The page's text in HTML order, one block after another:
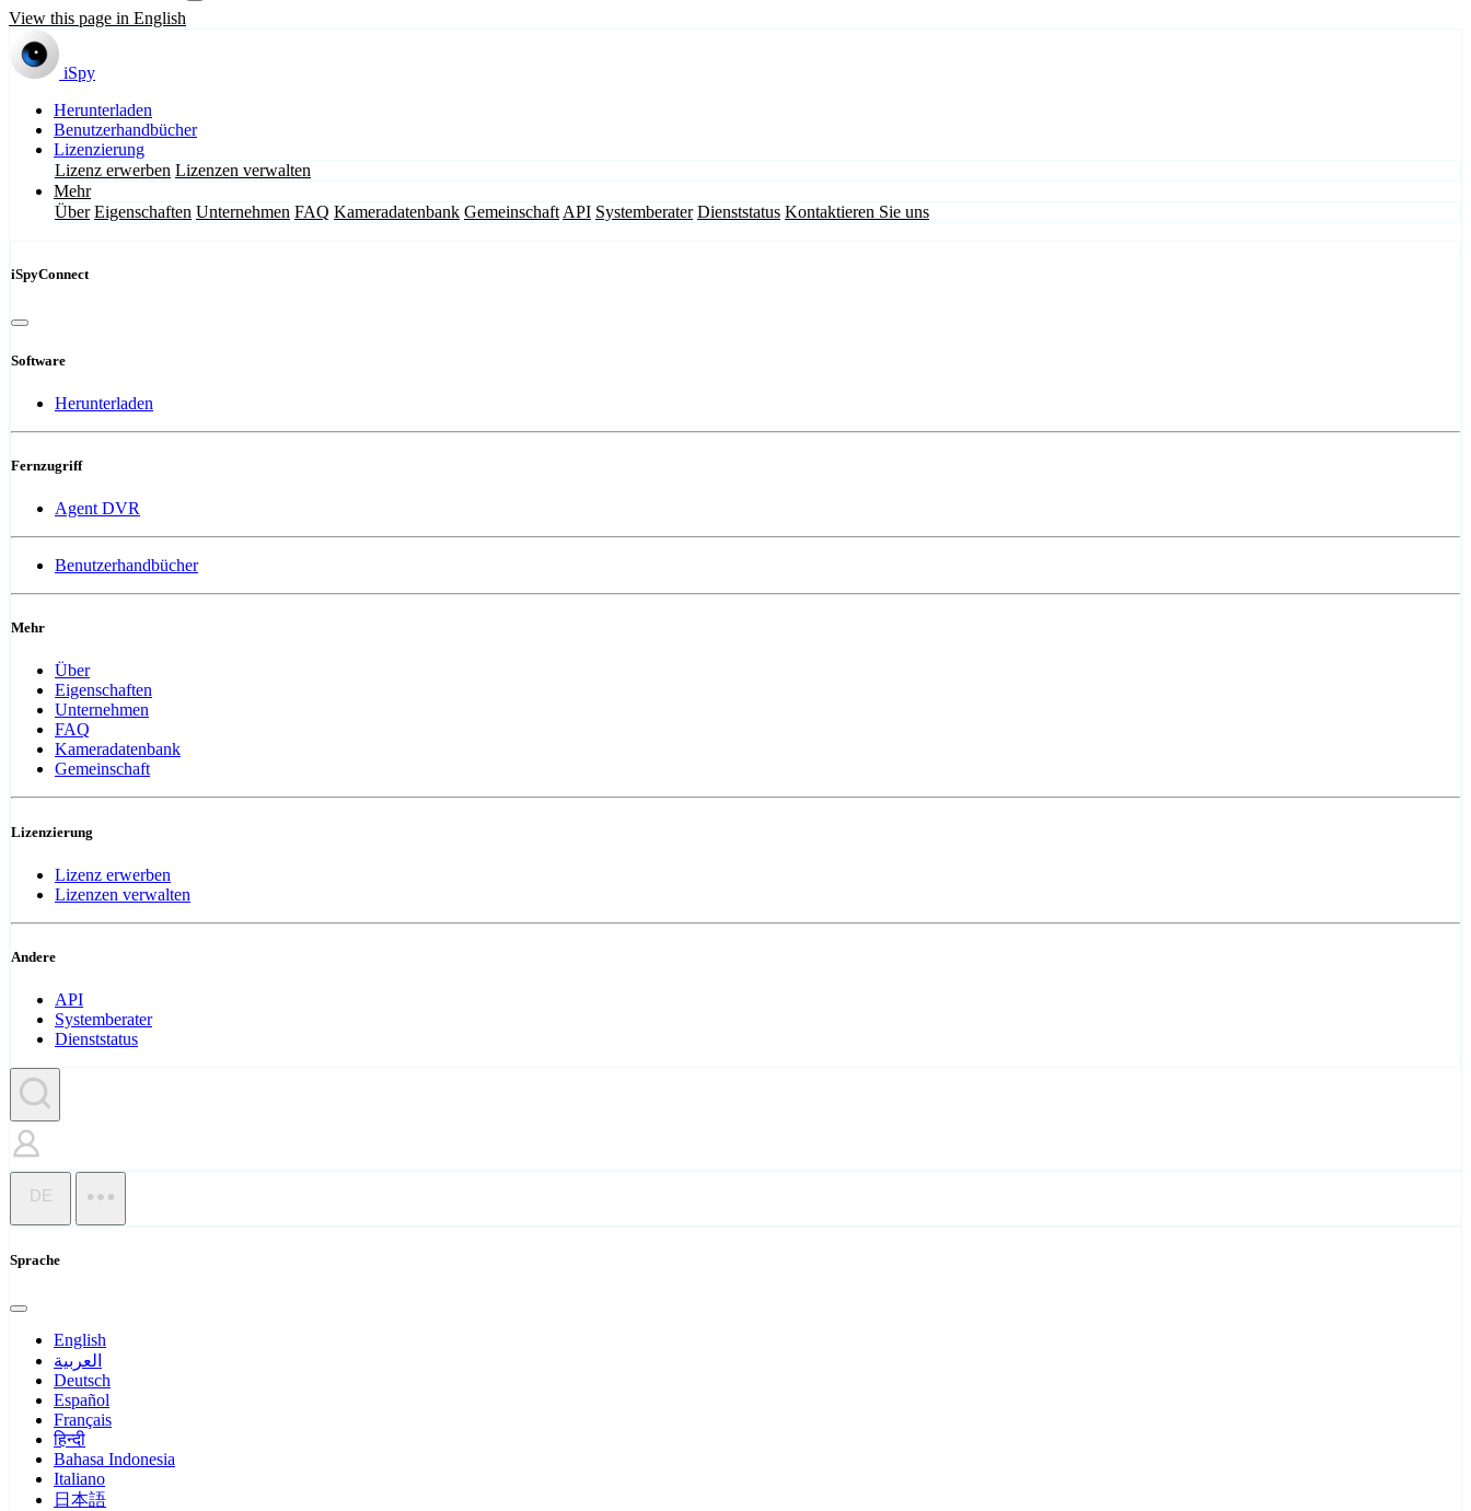
View this page in English
iSpy
Herunterladen
Benutzerhandbücher
Lizenzierung
Lizenz erwerben Lizenzen verwalten
Mehr
Über Eigenschaften Unternehmen FAQ Kameradatenbank Gemeinschaft API Systemberater Dienststatus Kontaktieren Sie uns
iSpyConnect
Software
Herunterladen
Fernzugriff
Agent DVR
Benutzerhandbücher
Mehr
Über
Eigenschaften
Unternehmen
FAQ
Kameradatenbank
Gemeinschaft
Lizenzierung
Lizenz erwerben
Lizenzen verwalten
Andere
API
Systemberater
Dienststatus
DE
Sprache
English
العربية
Deutsch
Español
Français
हिन्दी
Bahasa Indonesia
Italiano
日本語